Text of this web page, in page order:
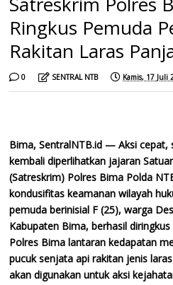
Ringkus Pemuda
Rakitan Laras
0 SENTRAL NTB Kamis, 17 Juli
Bima, SentralNTB.id — Aksi cepat,
kembali diperlihatkan jajaran
(Satreskrim) Polres Bima Polda
kondusifitas keamanan wilayah
pemuda berinisial F (25), warga
Kabupaten Bima, berhasil
Polres Bima lantaran kedapatan
pucuk senjata api rakitan jenis
akan digunakan untuk aksi